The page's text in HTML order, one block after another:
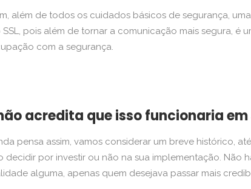
além de todos os cuidados básicos de segurança,
pois além de tornar a comunicação mais segura, é
com a segurança.
acredita que isso funcionaria em
pensa assim, vamos considerar um breve histórico,
decidir por investir ou não na sua implementação. Não
alguma, apenas quem desejava passar mais